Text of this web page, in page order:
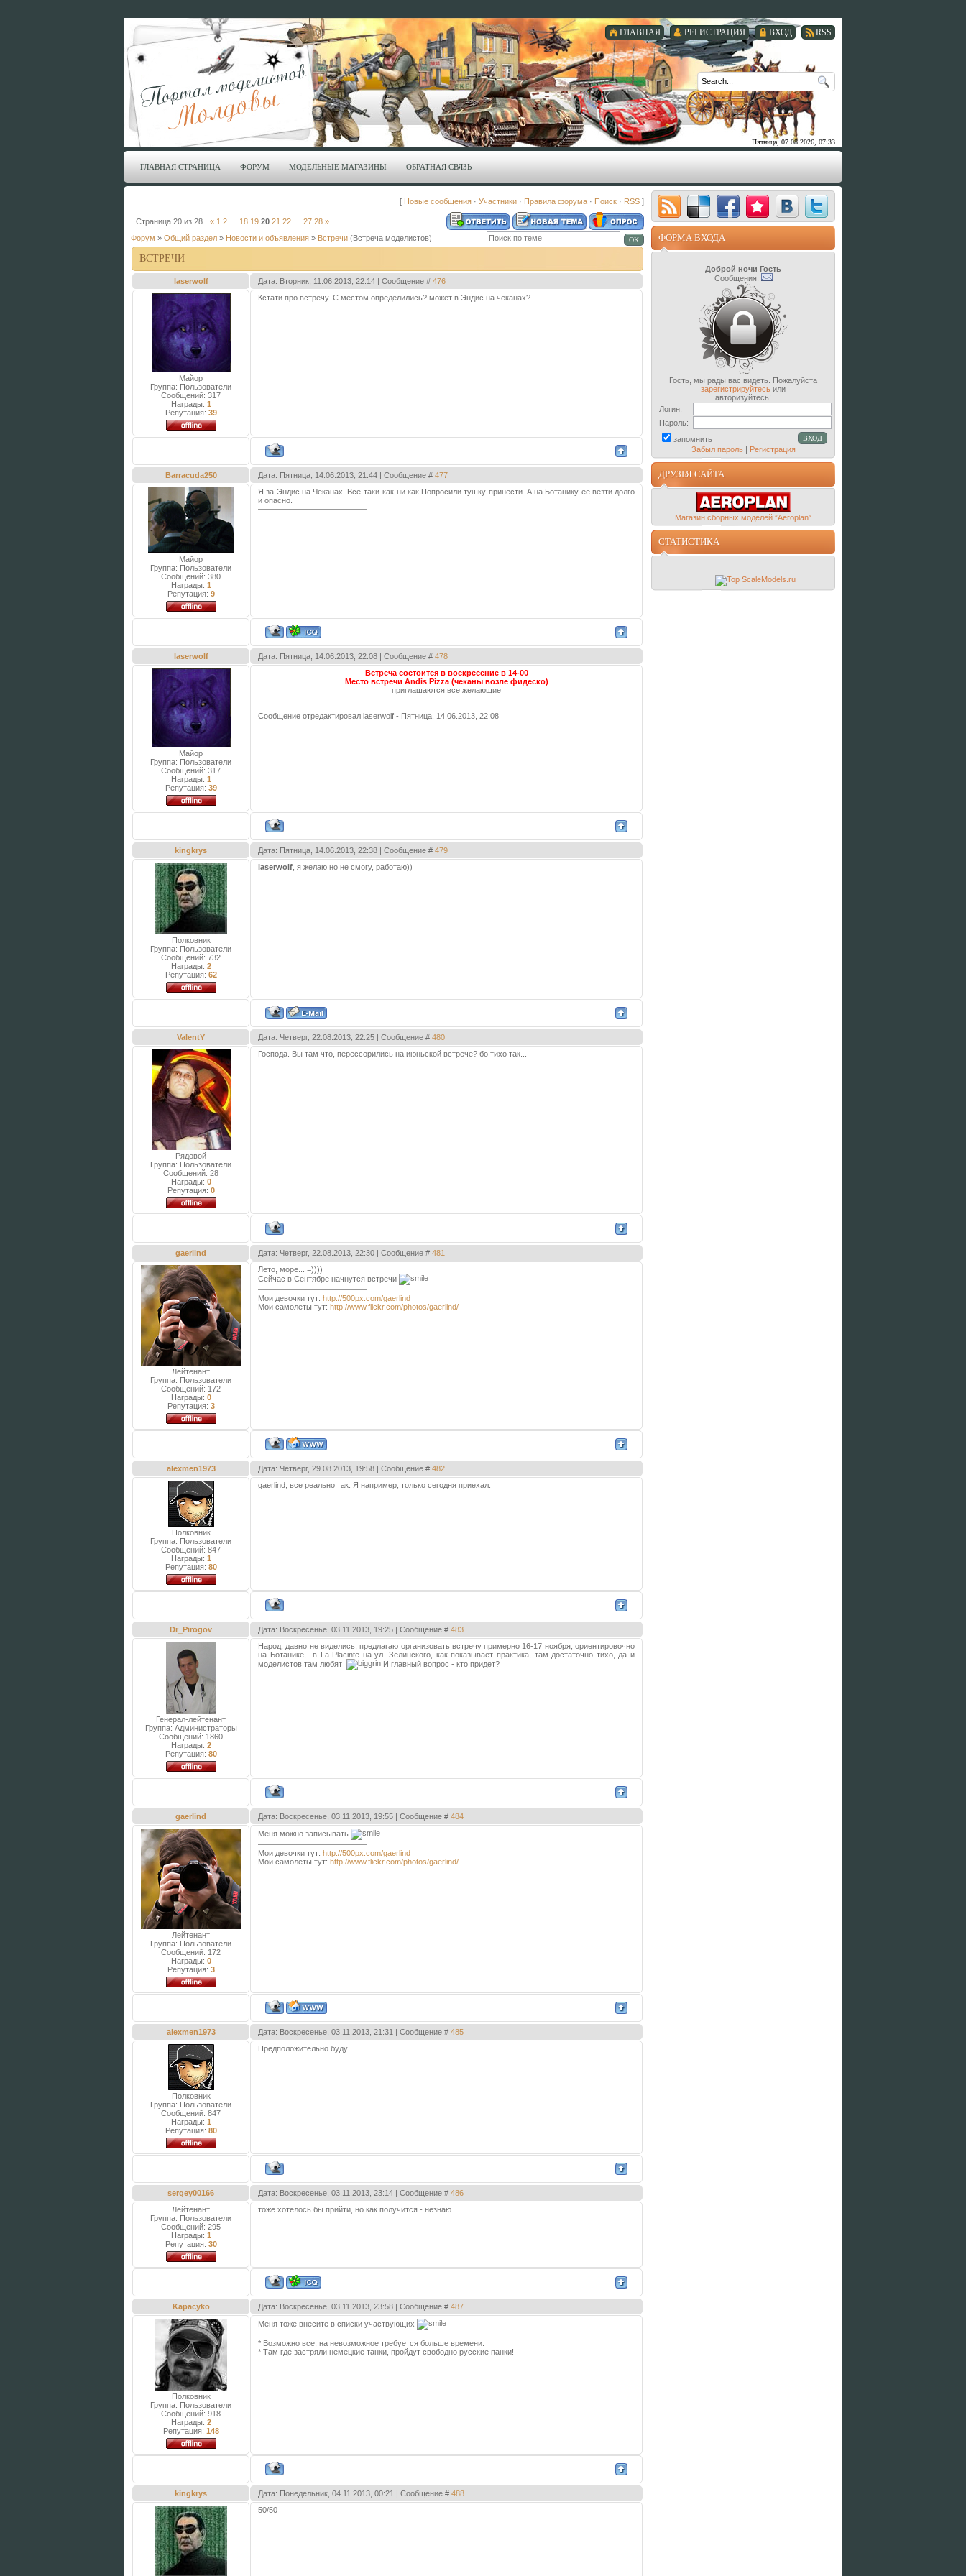
RSS
ВХОД
РЕГИСТРАЦИЯ
ГЛАВНАЯ
Пятница, 07.08.2026, 07:33
ГЛАВНАЯ СТРАНИЦА ФОРУМ МОДЕЛЬНЫЕ МАГАЗИНЫ ОБРАТНАЯ СВЯЗЬ
[ Новые сообщения · Участники · Правила форума · Поиск · RSS ]
Страница 20 из 28 « 1 2 18 19 20 21 22 27 28 »
Форум » Общий раздел » Новости и объявления » Встречи (Встреча моделистов)
ВСТРЕЧИ
laserwolf Дата: Вторник, 11.06.2013, 22:14 | Сообщение # 476
Майор
Группа: Пользователи
Сообщений: 317
Награды: 1
Репутация: 39
Кстати про встречу. С местом определились? может в Эндис на чеканах?
Barracuda250 Дата: Пятница, 14.06.2013, 21:44 | Сообщение # 477
Майор
Группа: Пользователи
Сообщений: 380
Награды: 1
Репутация: 9
Я за Эндис на Чеканах. Всё-таки как-ни как Попросили тушку принести. А на Ботанику её везти долго
и опасно.
laserwolf Дата: Пятница, 14.06.2013, 22:08 | Сообщение # 478
Майор
Группа: Пользователи
Сообщений: 317
Награды: 1
Репутация: 39
Встреча состоится в воскресение в 14-00
Место встречи Andis Pizza (чеканы возле фидеско)
приглашаются все желающие
Сообщение отредактировал laserwolf - Пятница, 14.06.2013, 22:08
kingkrys Дата: Пятница, 14.06.2013, 22:38 | Сообщение # 479
Полковник
Группа: Пользователи
Сообщений: 732
Награды: 2
Репутация: 62
laserwolf , я желаю но не смогу, работаю))
ValentY Дата: Четверг, 22.08.2013, 22:25 | Сообщение # 480
Рядовой
Группа: Пользователи
Сообщений: 28
Награды: 0
Репутация: 0
Господа. Вы там что, перессорились на июньской встрече? бо тихо так...
gaerlind Дата: Четверг, 22.08.2013, 22:30 | Сообщение # 481
Лейтенант
Группа: Пользователи
Сообщений: 172
Награды: 0
Репутация: 3
Лето, море... =))))
Сейчас в Сентябре начнутся встречи
Мои девочки тут: http://500px.com/gaerlind
Мои самолеты тут: http://www.flickr.com/photos/gaerlind/
alexmen1973 Дата: Четверг, 29.08.2013, 19:58 | Сообщение # 482
Полковник
Группа: Пользователи
Сообщений: 847
Награды: 1
Репутация: 80
gaerlind, все реально так. Я например, только сегодня приехал.
Dr_Pirogov Дата: Воскресенье, 03.11.2013, 19:25 | Сообщение # 483
Генерал-лейтенант
Группа: Администраторы
Сообщений: 1860
Награды: 2
Репутация: 80
Народ, давно не виделись, предлагаю организовать встречу примерно 16-17 ноября, ориентировочно
на Ботанике, в La Placinte на ул. Зелинского, как показывает практика, там достаточно тихо, да и
моделистов там любят
И главный вопрос - кто придет?
gaerlind Дата: Воскресенье, 03.11.2013, 19:55 | Сообщение # 484
Лейтенант
Группа: Пользователи
Сообщений: 172
Награды: 0
Репутация: 3
Меня можно записывать
Мои девочки тут: http://500px.com/gaerlind
Мои самолеты тут: http://www.flickr.com/photos/gaerlind/
alexmen1973 Дата: Воскресенье, 03.11.2013, 21:31 | Сообщение # 485
Полковник
Группа: Пользователи
Сообщений: 847
Награды: 1
Репутация: 80
Предположительно буду
sergey00166 Дата: Воскресенье, 03.11.2013, 23:14 | Сообщение # 486
Лейтенант
Группа: Пользователи
Сообщений: 295
Награды: 1
Репутация: 30
тоже хотелось бы прийти, но как получится - незнаю.
Kapacyko Дата: Воскресенье, 03.11.2013, 23:58 | Сообщение # 487
Полковник
Группа: Пользователи
Сообщений: 918
Награды: 2
Репутация: 148
Меня тоже внесите в списки участвующих
* Возможно все, на невозможное требуется больше времени.
* Там где застряли немецкие танки, пройдут свободно русские панки!
kingkrys Дата: Понедельник, 04.11.2013, 00:21 | Сообщение # 488
50/50
ФОРМА ВХОДА
Доброй ночи Гость
Сообщения:
Гость, мы рады вас видеть. Пожалуйста
зарегистрируйтесь или
авторизуйтесь!
Логин:
Пароль:
запомнить
Забыл пароль| Регистрация
ДРУЗЬЯ САЙТА
Магазин сборных моделей ”Aeroplan”
СТАТИСТИКА